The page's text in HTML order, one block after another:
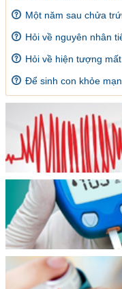
Một năm sau chửa
Hỏi về nguyên nhân
Hỏi về hiện tượng
Để sinh con khỏe